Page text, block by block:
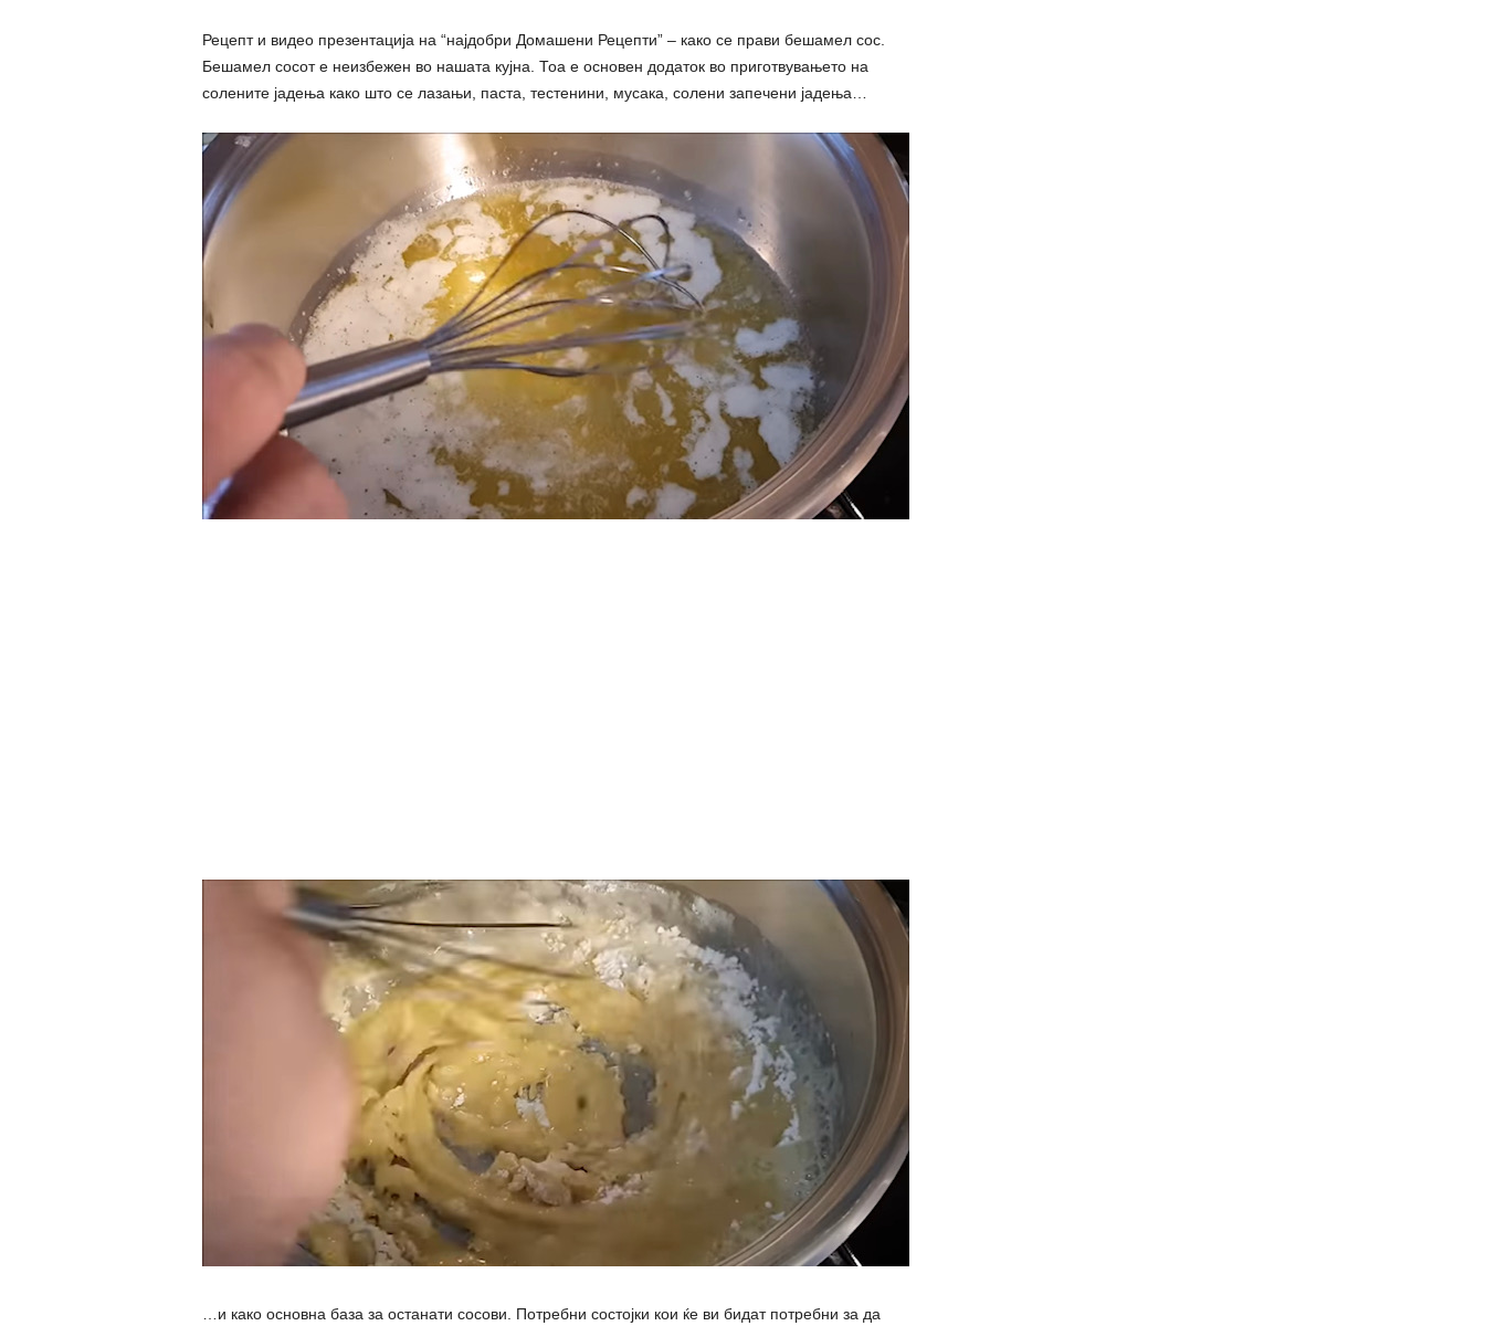
Рецепт и видео презентација на “најдобри Домашени Рецепти” – како се прави бешамел сос.
Бешамел сосот е неизбежен во нашата кујна. Тоа е основен додаток во приготвувањето на
солените јадења како што се лазањи, паста, тестенини, мусака, солени запечени јадења…
…и како основна база за останати сосови. Потребни состојки кои ќе ви бидат потребни за да